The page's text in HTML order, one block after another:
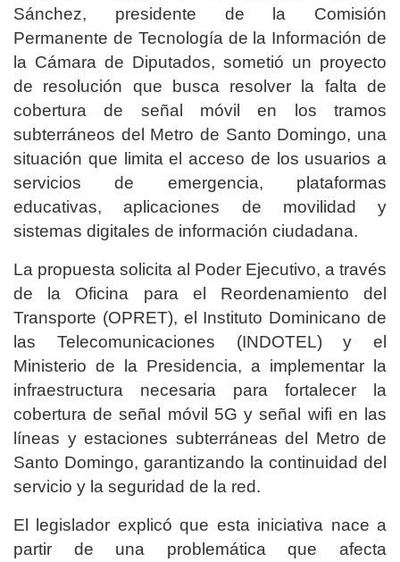
Sánchez, presidente de la Comisión
Permanente de Tecnología de la Información de
la Cámara de Diputados, sometió un proyecto
de resolución que busca resolver la falta de
cobertura de señal móvil en los tramos
subterráneos del Metro de Santo Domingo, una
situación que limita el acceso de los usuarios a
servicios de emergencia, plataformas
educativas, aplicaciones de movilidad y
sistemas digitales de información ciudadana.
La propuesta solicita al Poder Ejecutivo, a través
de la Oficina para el Reordenamiento del
Transporte (OPRET), el Instituto Dominicano de
las Telecomunicaciones (INDOTEL) y el
Ministerio de la Presidencia, a implementar la
infraestructura necesaria para fortalecer la
cobertura de señal móvil 5G y señal wifi en las
líneas y estaciones subterráneas del Metro de
Santo Domingo, garantizando la continuidad del
servicio y la seguridad de la red.
El legislador explicó que esta iniciativa nace a
partir de una problemática que afecta